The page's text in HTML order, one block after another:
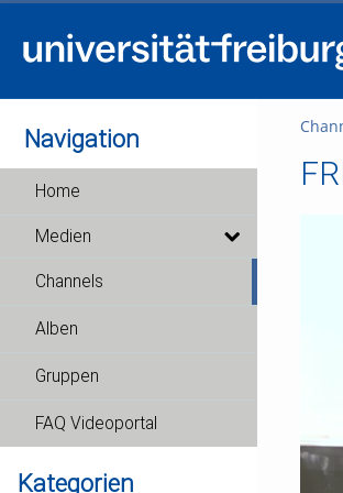
Navigation
Home
Medien
Channels
Alben
Gruppen
FAQ Videoportal
Kategorien